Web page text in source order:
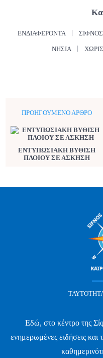
ΕΝΔΙΑΦΈΡΟΝΤΑ ΣΊΦΝΟΣ
ΝΗΣΙΆ
ΠΡΟΗΓΟΎΜΕΝΟ ΆΡΘΡΟ
ΕΝΤΥΠΩΣΙΑΚΗ ΒΥΘΙΣΗ
ΠΛΟΙΟΥ ΣΕ ΑΣΚΗΣΗ
Εδώ, στο κέντρο της
ενημερωμένες ειδήσεις